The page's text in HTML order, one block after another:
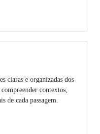
claras e organizadas dos
contextos,
de cada passagem.